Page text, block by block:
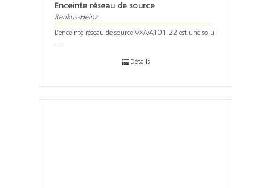
Enceinte réseau de source
Renkus-Heinz
L’enceinte réseau de source VX/VA101-22 est une solu
. . .
Détails